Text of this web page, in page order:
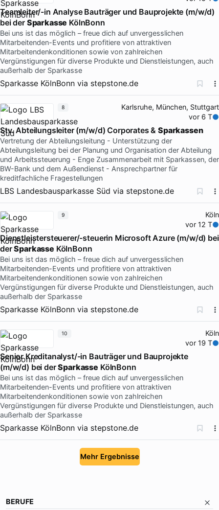
Teamleiter/-in Analyse Bauträger und Bauprojekte (m/w/d)
bei der Sparkasse KölnBonn
Bei uns ist das möglich – freue dich auf unvergesslichen
Mitarbeitenden-Events und profitiere von attraktiven
Mitarbeitendenkonditionen sowie von zahlreichen
Vergünstigungen für diverse Produkte und Dienstleistungen, auch
außerhalb der Sparkasse
Sparkasse KölnBonn via stepstone.de
Karlsruhe, München, Stuttgart
vor 6 T
Stv. Abteilungsleiter (m/w/d) Corporates &Sparkassen
Vertretung der Abteilungsleitung - Unterstützung der
Abteilungsleitung bei der Planung und Organisation der Abteilung
und Arbeitssteuerung - Enge Zusammenarbeit mit Sparkassen, der
BW-Bank und dem Außendienst - Ansprechpartner für
kreditfachliche Fragestellungen
LBS Landesbausparkasse Süd via stepstone.de
8
Köln
vor 12 T
Dienstleistersteuerer/-steuerin Microsoft Azure (m/w/d) bei
derSparkasse KölnBonn
Bei uns ist das möglich – freue dich auf unvergesslichen
Mitarbeitenden-Events und profitiere von attraktiven
Mitarbeitendenkonditionen sowie von zahlreichen
Vergünstigungen für diverse Produkte und Dienstleistungen, auch
außerhalb der Sparkasse
Sparkasse KölnBonn via stepstone.de
9
Köln
vor 19 T
Senior Kreditanalyst/-in Bauträger und Bauprojekte
(m/w/d) bei derSparkasse KölnBonn
Bei uns ist das möglich – freue dich auf unvergesslichen
Mitarbeitenden-Events und profitiere von attraktiven
Mitarbeitendenkonditionen sowie von zahlreichen
Vergünstigungen für diverse Produkte und Dienstleistungen, auch
außerhalb der Sparkasse
Sparkasse KölnBonn via stepstone.de
10
Mehr Ergebnisse
BERUFE